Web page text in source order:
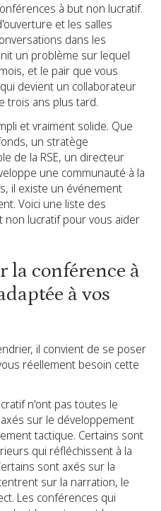
à but non lucratif.
et les salles
dans les
un problème sur lequel
et le pair que vous
devient un collaborateur
trois ans plus tard.
et vraiment solide. Que
un stratège
de la RSE, un directeur
une communauté à la
il existe un événement
Voici une liste des
non lucratif pour vous aider
la conférence à
à vos
il convient de se poser
réellement besoin cette
n'ont pas toutes le
sur le développement
tactique. Certains sont
qui réfléchissent à la
sont axés sur la
sur la narration, le
Les conférences qui